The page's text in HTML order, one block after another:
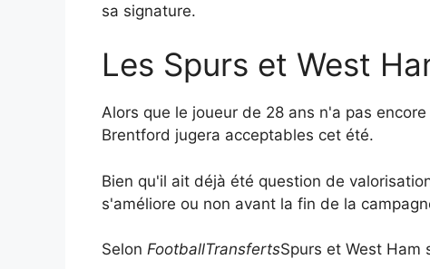
sa signature.
Les Spurs et West
Alors que le joueur de 28 ans n'a pas
Brentford jugera acceptables cet été.
Bien qu'il ait déjà été question de
s'améliore ou non avant la fin de la
Selon FootballTransfertsSpurs et West Ham